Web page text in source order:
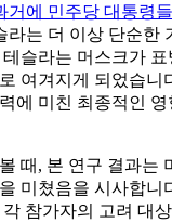
거에 민주당 대통령
라는 더 이상 단순한
슬라는 머스크가
여겨지게 되었습니
에 미친 최종적인
때, 본 연구 결과는
미쳤음을 시사합니
참가자의 고려 대